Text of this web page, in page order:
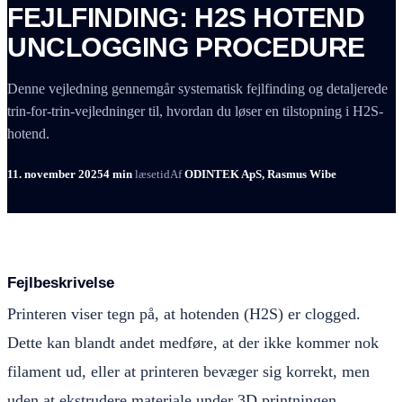
FEJLFINDING: H2S HOTEND
UNCLOGGING PROCEDURE
Denne vejledning gennemgår systematisk fejlfinding og detaljerede
trin-for-trin-vejledninger til, hvordan du løser en tilstopning i H2S-
hotend.
11. november 20254 min læsetidAfODINTEK ApS, Rasmus Wibe
Fejlbeskrivelse
Printeren viser tegn på, at hotenden (H2S) er clogged.
Dette kan blandt andet medføre, at der ikke kommer nok
filament ud, eller at printeren bevæger sig korrekt, men